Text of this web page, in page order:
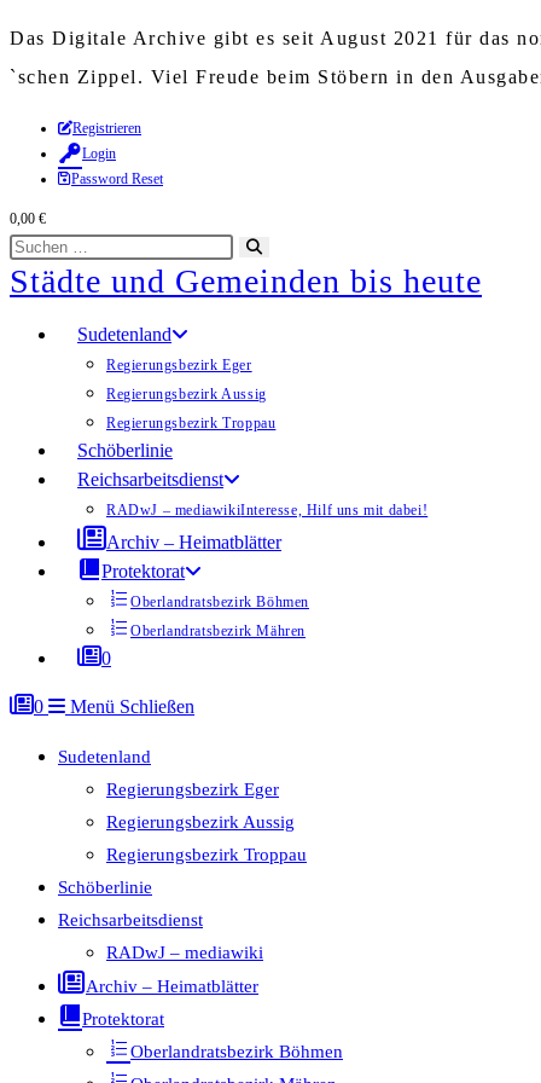
Das Digitale Archive gibt es seit August 2021 für das
`schen Zippel. Viel Freude beim Stöbern in den
Zum
Inhalt
springen
Registrieren
Login
Password Reset
0,00 €
Diese
Website
durchsuchen
starten
Städte und Gemeinden bis heute
Sudetenland
Regierungsbezirk Eger
Regierungsbezirk Aussig
Regierungsbezirk Troppau
Schöberlinie
Reichsarbeitsdienst
RADwJ – mediawikiInteresse, Hilf uns mit dabei!
Archiv – Heimatblätter
Protektorat
Oberlandratsbezirk Böhmen
Oberlandratsbezirk Mähren
0
0 Menü Schließen
Sudetenland
Regierungsbezirk Eger
Regierungsbezirk Aussig
Regierungsbezirk Troppau
Schöberlinie
Reichsarbeitsdienst
RADwJ – mediawiki
Archiv – Heimatblätter
Protektorat
Oberlandratsbezirk Böhmen